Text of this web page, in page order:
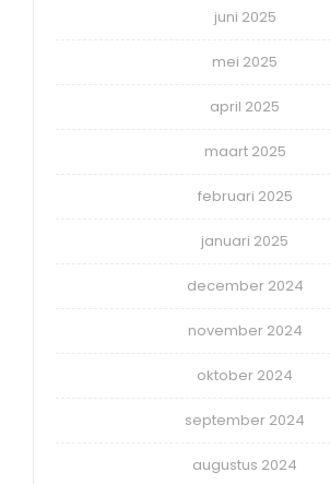
juni 2025
mei 2025
april 2025
maart 2025
februari 2025
januari 2025
december 2024
november 2024
oktober 2024
september 2024
augustus 2024